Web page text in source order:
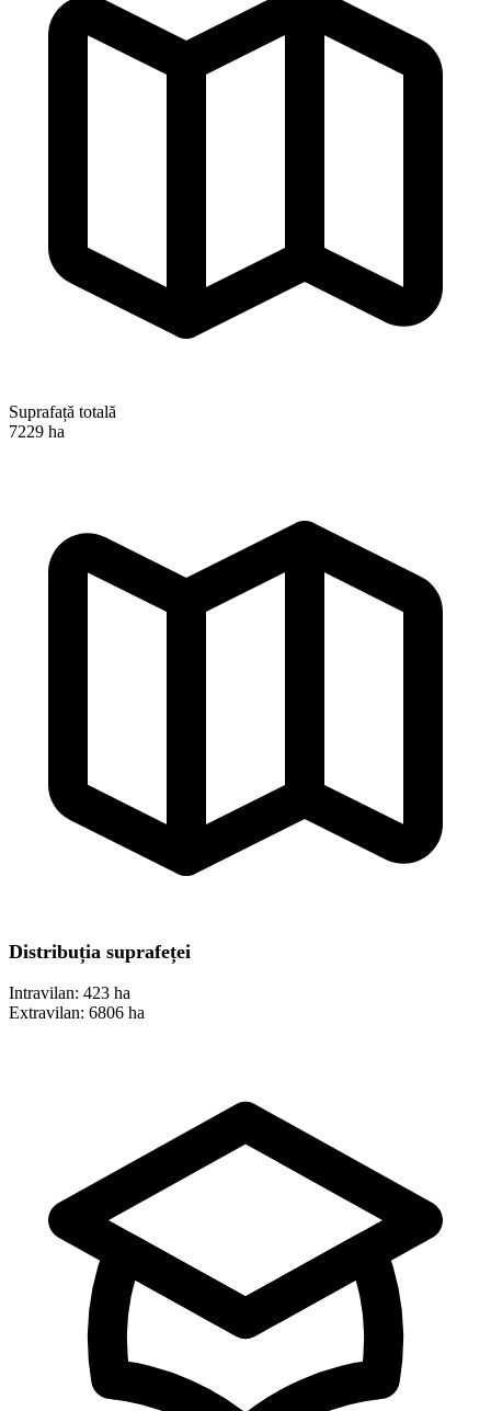
Suprafață totală
7229 ha
Distribuția suprafeței
Intravilan: 423 ha
Extravilan: 6806 ha